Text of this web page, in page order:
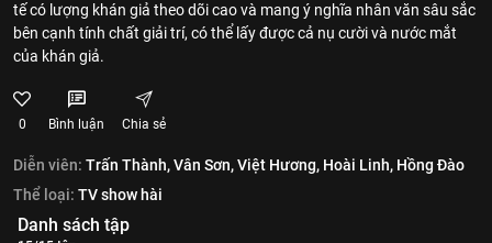
tế có lượng khán giả theo dõi cao và mang ý nghĩa nhân văn sâu sắc
bên cạnh tính chất giải trí, có thể lấy được cả nụ cười và nước mắt
của khán giả.
0 Bình luận Chia sẻ
Diễn viên: Trấn Thành,Vân Sơn,Việt Hương, Hoài Linh, Hồng Đào
Thể loại: TV show hài
Danh sách tập